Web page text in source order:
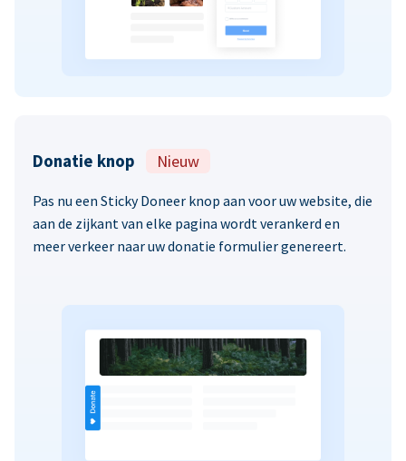
Donatie knop Nieuw
Pas nu een Sticky Doneer knop aan voor uw website, die
aan de zijkant van elke pagina wordt verankerd en
meer verkeer naar uw donatie formulier genereert.